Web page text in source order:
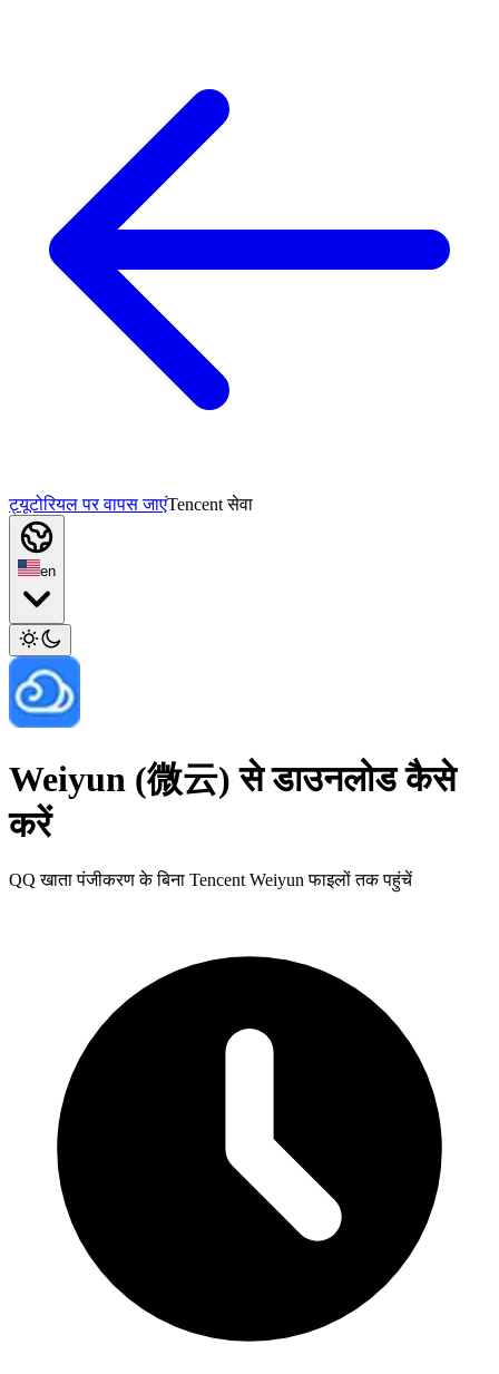
ट्यूटोरियल पर वापस जाएंTencent सेवा
en
Weiyun (微云) से डाउनलोड कैसे
करें
QQ खाता पंजीकरण के बिना Tencent Weiyun फाइलों तक पहुंचें